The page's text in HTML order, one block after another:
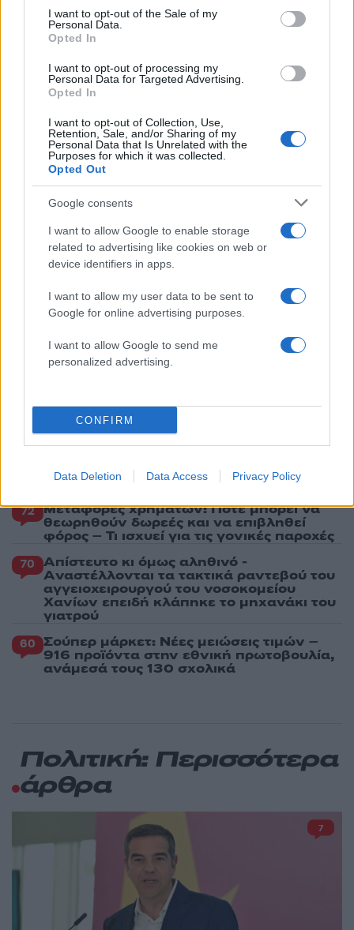
consent section.
I want to opt-out of the Sale of my
Personal Data.
Opted In
I want to opt-out of processing my
Personal Data for Targeted Advertising.
Opted In
I want to opt-out of Collection, Use,
Retention, Sale, and/or Sharing of my
Personal Data that Is Unrelated with the
Purposes for which it was collected.
Opted Out
Google consents
I want to allow Google to enable storage
related to advertising like cookies on web or
device identifiers in apps.
I want to allow my user data to be sent to
Google for online advertising purposes.
I want to allow Google to send me
personalized advertising.
CONFIRM
Data Deletion Data Access Privacy Policy
καθόταν αμέριμνο σε αυλή επιχείρησης
Δεν ήταν μόνο η ταχύτητα που οδήγησε
στο τροχαίο στις Σέρρες με νεκρούς μητέρα
και γιο - «Ίσως κάτι απέσπασε την προσοχή
του οδηγού» λέει πραγματογνώμονας
Μυστράς: Αλλαγή στην υπερασπιστική
γραμμή του 55χρονου που έκρυψε τον
νεκρό πατέρα του σε καταψύκτη – Η
αγάπη στους γονείς και η διαφωνία με την
αδερφή του
Ανησυχία από το ξέσπασμα του ιού του
Δυτικού Νείλου με κρούσματα στην Αττική
- «Καμπανάκι» από τον Ιατρικό Σύλλογο
Αθηνών για την προστασία της δημόσιας
υγείας
Πέθανε ο Γουίλιαμ Όρμπιτ, παραγωγός του
εμβληματικού άλμπουμ της Μαντόνα «Ray
of Light»
Πιο σχολιασμένα
συμμετείχε στη διαδήλωση όπως και
100.000 άτομα»
94 Βγήκαν ξανά τα μαχαίρια στην Ελπίδα
Γρατσία και Γαλανός μετέτρεψαν το
κίνημα σε φοβικό αρχηγικό κόμμα»
72 Μεταφορές χρημάτων: Πότε μπορεί να
θεωρηθούν δωρεές και να επιβληθεί
φόρος – Τι ισχυεί για τις γονικές παροχές
70 Απίστευτο κι όμως αληθινό -
Aναστέλλονται τα τακτικά ραντεβού του
αγγειοχειρουργού του νοσοκομείου
Χανίων επειδή κλάπηκε το μηχανάκι του
γιατρού
60 Σούπερ μάρκετ: Νέες μειώσεις τιμών –
916 προϊόντα στην εθνική πρωτοβουλία,
ανάμεσά τους 130 σχολικά
Πολιτική: Περισσότερα
άρθρα
7